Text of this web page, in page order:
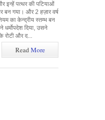
इन्हें पत्थर की पटियाओं
बन गया। और 2 हज़ार वर्ष
का केन्द्रीय स्तम्भ बन
दिया, उसने
रोटी और द...
ReadMore